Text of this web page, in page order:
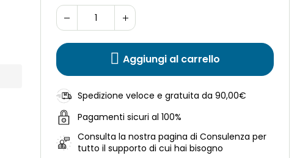
Aggiungi al carrello
Spedizione veloce e gratuita da 90,00€
Pagamenti sicuri al 100%
Consulta la nostra pagina di Consulenza per
tutto il supporto di cui hai bisogno